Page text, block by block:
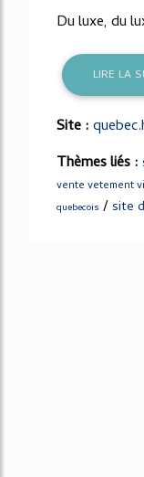
Du luxe, du
LIRE LA
Site :
Thèmes liés :
vente vetement
quebecois /site